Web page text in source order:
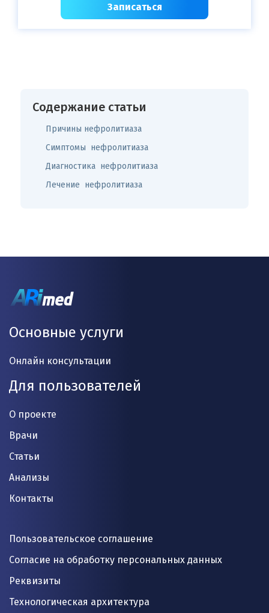
Записаться
Содержание статьи
Причины нефролитиаза
Симптомы нефролитиаза
Диагностика нефролитиаза
Лечение нефролитиаза
Основные услуги
Онлайн консультации
Для пользователей
О проекте
Врачи
Статьи
Анализы
Контакты
Пользовательское соглашение
Согласие на обработку персональных данных
Реквизиты
Технологическая архитектура